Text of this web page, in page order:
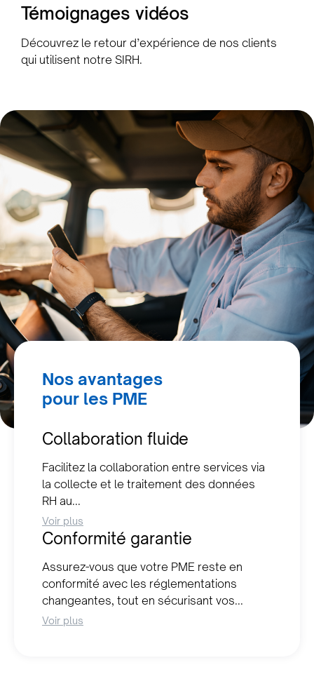
Témoignages vidéos
Découvrez le retour d’expérience de nos clients
qui utilisent notre SIRH.
Nos avantages
pour les PME
Collaboration fluide
Facilitez la collaboration entre services via
la collecte et le traitement des données
RH au...
Voir plus
Conformité garantie
Assurez-vous que votre PME reste en
conformité avec les réglementations
changeantes, tout en sécurisant vos...
Voir plus